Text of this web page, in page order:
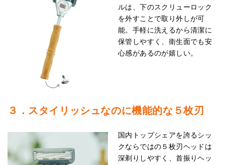
ルは、下のスクリューロック
を外すことで取り外しが可
能。手軽に洗えるから清潔に
保管しやすく、衛生面でも安
心感があるのが嬉しい。
３．スタイリッシュなのに機能的な５枚刃
国内トップシェアを誇るシッ
クならではの５枚刃ヘッドは
深剃りしやすく、首振りヘッ